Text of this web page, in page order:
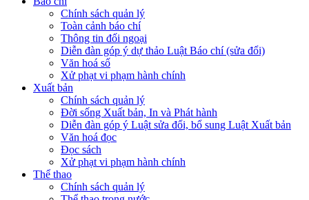
Chính sách quản lý
Toàn cảnh báo chí
Thông tin đối ngoại
Diễn đàn góp ý dự thảo Luật Báo chí (sửa đổi)
Văn hoá số
Xử phạt vi phạm hành chính
Xuất bản
Chính sách quản lý
Đời sống Xuất bản, In và Phát hành
Diễn đàn góp ý Luật sửa đổi, bổ sung Luật Xuất bản
Văn hoá đọc
Đọc sách
Xử phạt vi phạm hành chính
Thể thao
Chính sách quản lý